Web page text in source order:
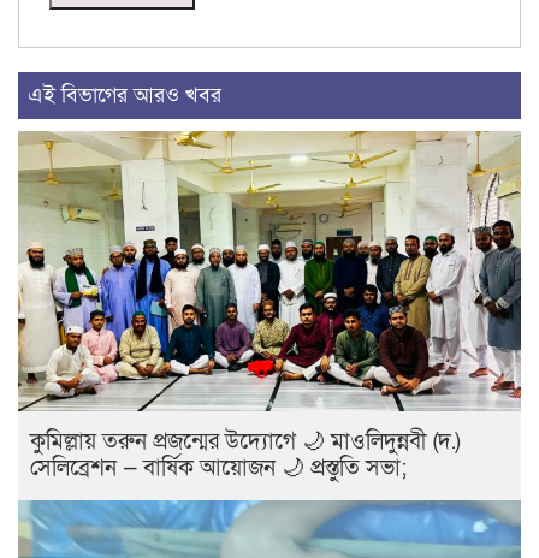
এই বিভাগের আরও খবর
কুমিল্লায় তরুন প্রজন্মের উদ্যোগে 🌙 মাওলিদুন্নবী (দ.)
সেলিব্রেশন — বার্ষিক আয়োজন 🌙 প্রস্তুতি সভা;